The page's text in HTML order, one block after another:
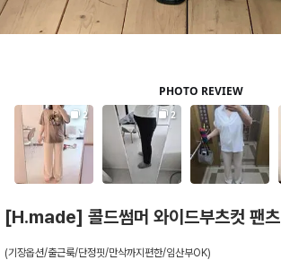
[H.made] 콜드썸머 와이드부츠컷 팬츠
(기장옵션/출근룩/단정핏/만삭까지편한/임산부OK)